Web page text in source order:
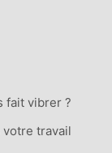
fait vibrer ?
travail